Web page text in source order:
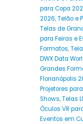
para Copa
2026,Telão e
Telas de
para Feiras e
Formatos,
DWX Data
Grandes
Florianópolis
Projetores
Shows,Telas
Óculos VR
Eventos em